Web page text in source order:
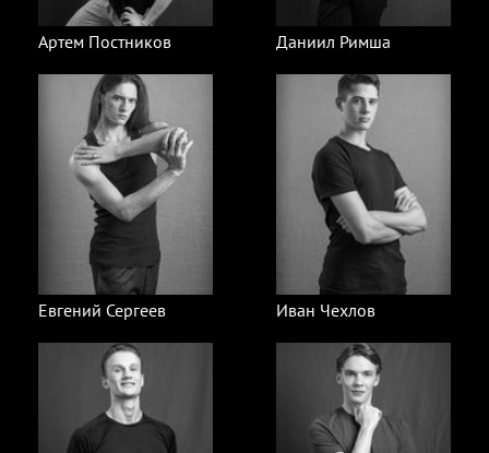
Артем Постников Даниил Римша
Евгений Сергеев Иван Чехлов